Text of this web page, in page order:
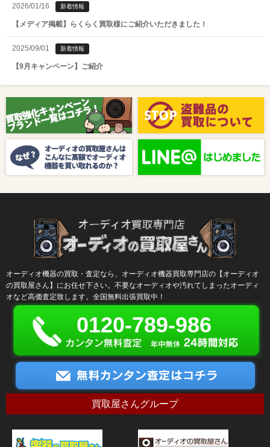
2026/01/16 新着情報
【メディア掲載】らくらく買取様にご紹介いただきました！
2025/09/01 新着情報
【9月キャンペーン】ご紹介
【8月キャンペーン】ご紹介
2024/10/04 新着情報
【ラジオ番組放送のお知らせ】
オーディオ機器の買取・査定なら、オーディオ機器買取専門店の【オーディオ
の買取屋さん】にお任せ下さい。不要なオーディオや汚れてしまったオーディ
オなど高価査定致します。全国無料出張買取中！
0120-789-986
買取屋さんグループ